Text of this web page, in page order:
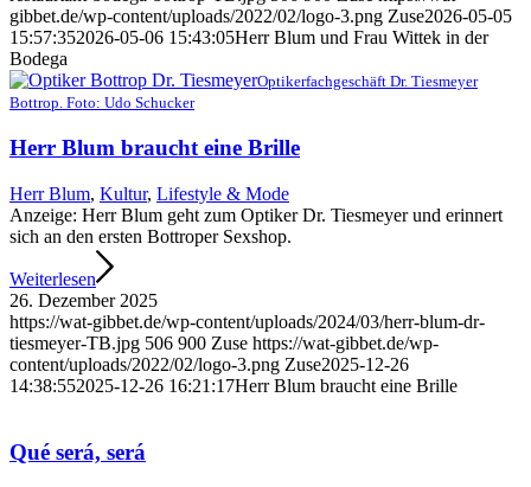
gibbet.de/wp-content/uploads/2022/02/logo-3.png Zuse2026-05-05
15:57:352026-05-06 15:43:05Herr Blum und Frau Wittek in der
Bodega
Optikerfachgeschäft Dr. Tiesmeyer
Bottrop. Foto: Udo Schucker
Herr Blum braucht eine Brille
Herr Blum, Kultur, Lifestyle & Mode
Anzeige: Herr Blum geht zum Optiker Dr. Tiesmeyer und erinnert
sich an den ersten Bottroper Sexshop.
Weiterlesen
26. Dezember 2025
https://wat-gibbet.de/wp-content/uploads/2024/03/herr-blum-dr-
tiesmeyer-TB.jpg 506 900 Zuse https://wat-gibbet.de/wp-
content/uploads/2022/02/logo-3.png Zuse2025-12-26
14:38:552025-12-26 16:21:17Herr Blum braucht eine Brille
Qué será, será